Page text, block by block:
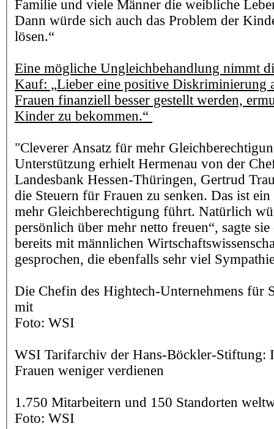
Familie und viele Männer die weibliche
Dann würde sich auch das Problem der
lösen.“
Eine mögliche Ungleichbehandlung nimmt
Kauf: „Lieber eine positive Diskriminierung
Frauen finanziell besser gestellt werden,
Kinder zu bekommen.“
"Cleverer Ansatz für mehr
Unterstützung erhielt Hermenau von der
Landesbank Hessen-Thüringen, Gertrud
die Steuern für Frauen zu senken. Das ist
mehr Gleichberechtigung führt. Natürlich
persönlich über mehr netto freuen“, sagte
bereits mit männlichen
gesprochen, die ebenfalls sehr viel
Die Chefin des Hightech-Unternehmens für
mit
Foto: WSI
WSI Tarifarchiv der Hans-Böckler-Stiftung:
Frauen weniger verdienen
1.750 Mitarbeitern und 150 Standorten
Foto: WSI